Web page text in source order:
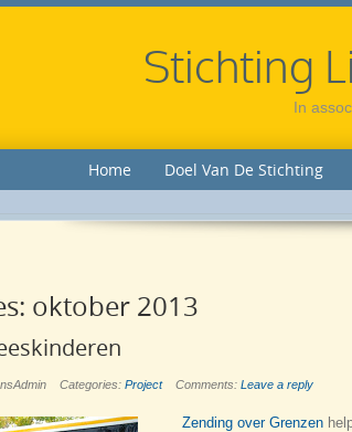
Stichting
In
Home Doel Van De Stichting
oktober 2013
Categories: Project Comments: Leave a reply
Zending over Grenzen